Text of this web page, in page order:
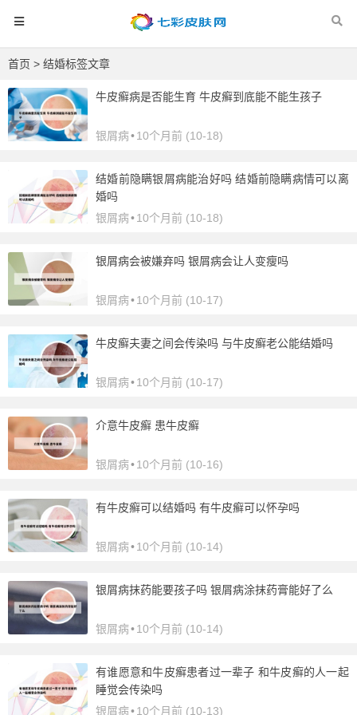
首页 > 结婚标签文章
牛皮癣病是否能生育 牛皮癣到底能不能生孩子
银屑病•10个月前 (10-18)
结婚前隐瞒银屑病能治好吗 结婚前隐瞒病情可以离
婚吗
银屑病•10个月前 (10-18)
银屑病会被嫌弃吗 银屑病会让人变瘦吗
银屑病•10个月前 (10-17)
牛皮癣夫妻之间会传染吗 与牛皮癣老公能结婚吗
银屑病•10个月前 (10-17)
介意牛皮癣 患牛皮癣
银屑病•10个月前 (10-16)
有牛皮癣可以结婚吗 有牛皮癣可以怀孕吗
银屑病•10个月前 (10-14)
银屑病抹药能要孩子吗 银屑病涂抹药膏能好了么
银屑病•10个月前 (10-14)
有谁愿意和牛皮癣患者过一辈子 和牛皮癣的人一起
睡觉会传染吗
银屑病•10个月前 (10-13)